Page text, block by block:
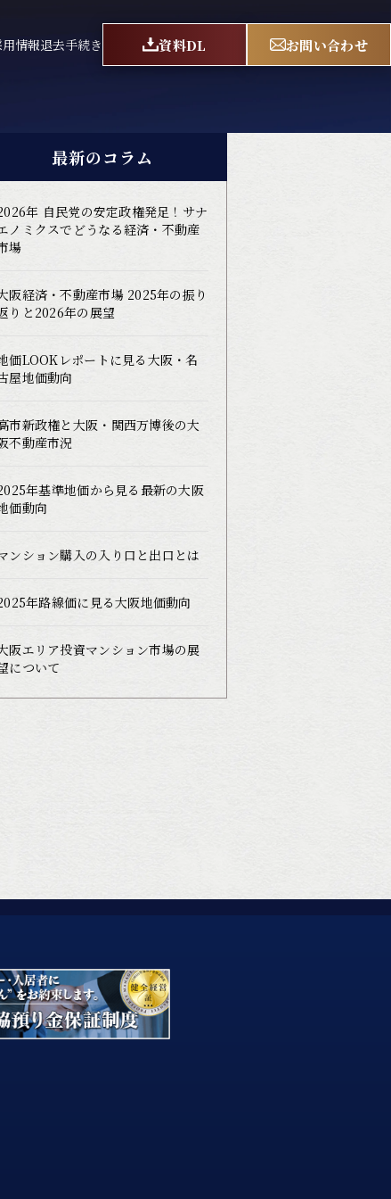
情報退去手続き 資料DL お問い合わせ
最新のコラム
年 自民党の安定政権発足！サナ
ノミクスでどうなる経済・不動産
場
阪経済・不動産市場 2025年の振り
りと2026年の展望
価LOOKレポートに見る大阪・名
屋地価動向
市新政権と大阪・関西万博後の大
不動産市況
年基準地価から見る最新の大阪
価動向
ンション購入の入り口と出口とは
年路線価に見る大阪地価動向
阪エリア投資マンション市場の展
について